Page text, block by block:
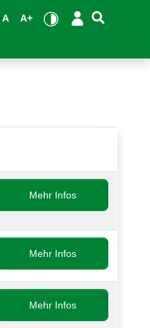
A A+
Mehr Infos
Mehr Infos
Mehr Infos